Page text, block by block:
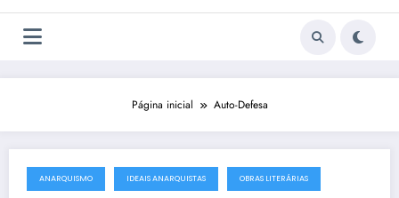
Página inicial Auto-Defesa
4 de setembro de 2013
ANARQUISMO IDEAIS ANARQUISTAS OBRAS LITERÁRIAS